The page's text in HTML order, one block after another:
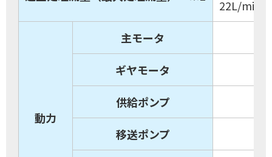
22L/min
動力
主モータ
ギヤモータ
供給ポンプ
移送ポンプ